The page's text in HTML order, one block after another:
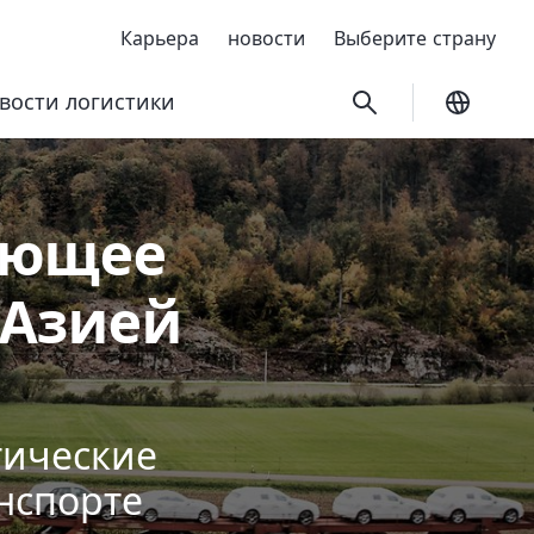
Карьера новости Выберите страну
логистики